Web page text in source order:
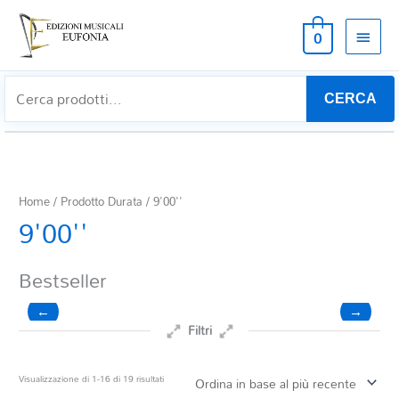
0
CERCA
Home/ Prodotto Durata / 9'00''
9'00''
Bestseller
← →
Filtri
Visualizzazione di 1-16 di 19 risultatiOrdina
in